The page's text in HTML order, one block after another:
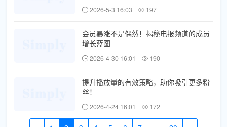
2026-5-3 16:03 197
会员暴涨不是偶然！揭秘电报频道的成员
增长蓝图
2026-4-30 16:01 190
提升播放量的有效策略，助你吸引更多粉
丝！
2026-4-24 16:01 172